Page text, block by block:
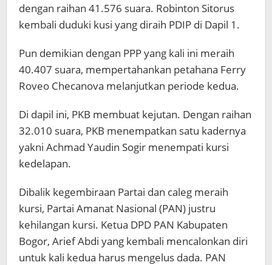
dengan raihan 41.576 suara. Robinton Sitorus
kembali duduki kusi yang diraih PDIP di Dapil 1.
Pun demikian dengan PPP yang kali ini meraih
40.407 suara, mempertahankan petahana Ferry
Roveo Checanova melanjutkan periode kedua.
Di dapil ini, PKB membuat kejutan. Dengan raihan
32.010 suara, PKB menempatkan satu kadernya
yakni Achmad Yaudin Sogir menempati kursi
kedelapan.
Dibalik kegembiraan Partai dan caleg meraih
kursi, Partai Amanat Nasional (PAN) justru
kehilangan kursi. Ketua DPD PAN Kabupaten
Bogor, Arief Abdi yang kembali mencalonkan diri
untuk kali kedua harus mengelus dada. PAN